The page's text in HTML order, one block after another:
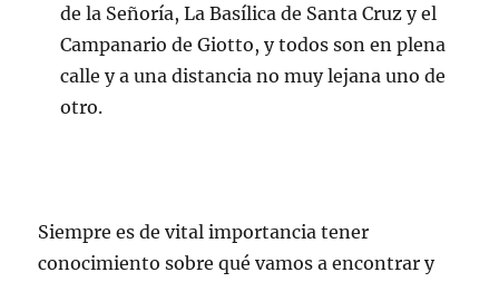
de la Señoría, La Basílica de Santa Cruz y el
Campanario de Giotto, y todos son en plena
calle y a una distancia no muy lejana uno de
otro.
Siempre es de vital importancia tener
conocimiento sobre qué vamos a encontrar y